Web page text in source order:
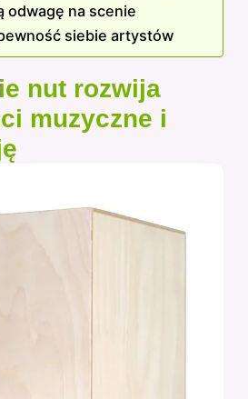
odwagę na scenie
siebie artystów
nut rozwija
muzyczne i